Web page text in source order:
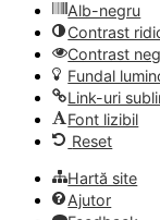
Alb-negru
Contrast
Contrast
Fundal
Link-uri
Font lizibil
Reset
Hartă site
Ajutor